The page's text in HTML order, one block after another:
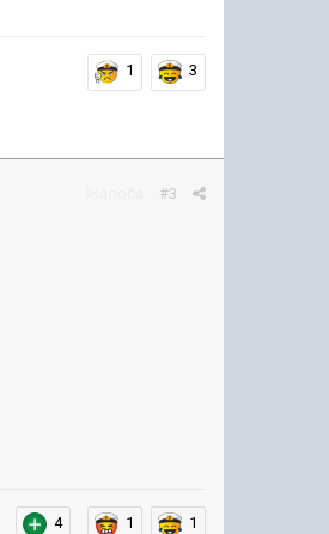
1 3
#3
4 1 1